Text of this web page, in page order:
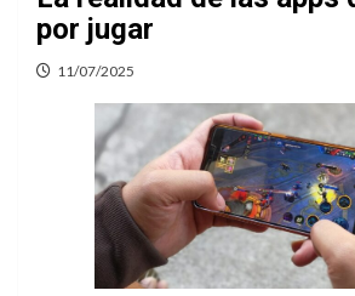
por jugar
11/07/2025